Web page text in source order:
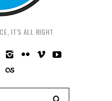
IT'S ALL RIGHT